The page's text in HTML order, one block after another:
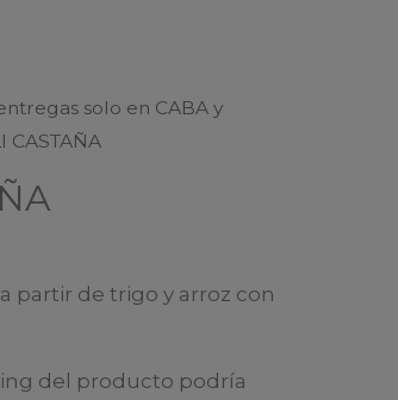
solo en CABA y
CASTAÑA
partir de trigo y arroz con
del producto podría